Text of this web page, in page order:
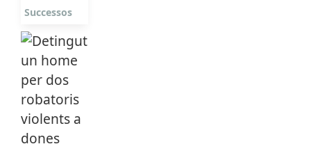
Successos